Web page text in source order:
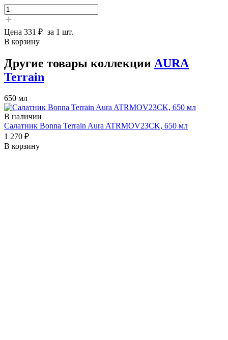
Цена 331 ₽ за 1 шт.
В корзину
Другие товары коллекции AURA
Terrain
650 мл
В наличии
Салатник Bonna Terrain Aura ATRMOV23CK, 650 мл
1 270 ₽
В корзину